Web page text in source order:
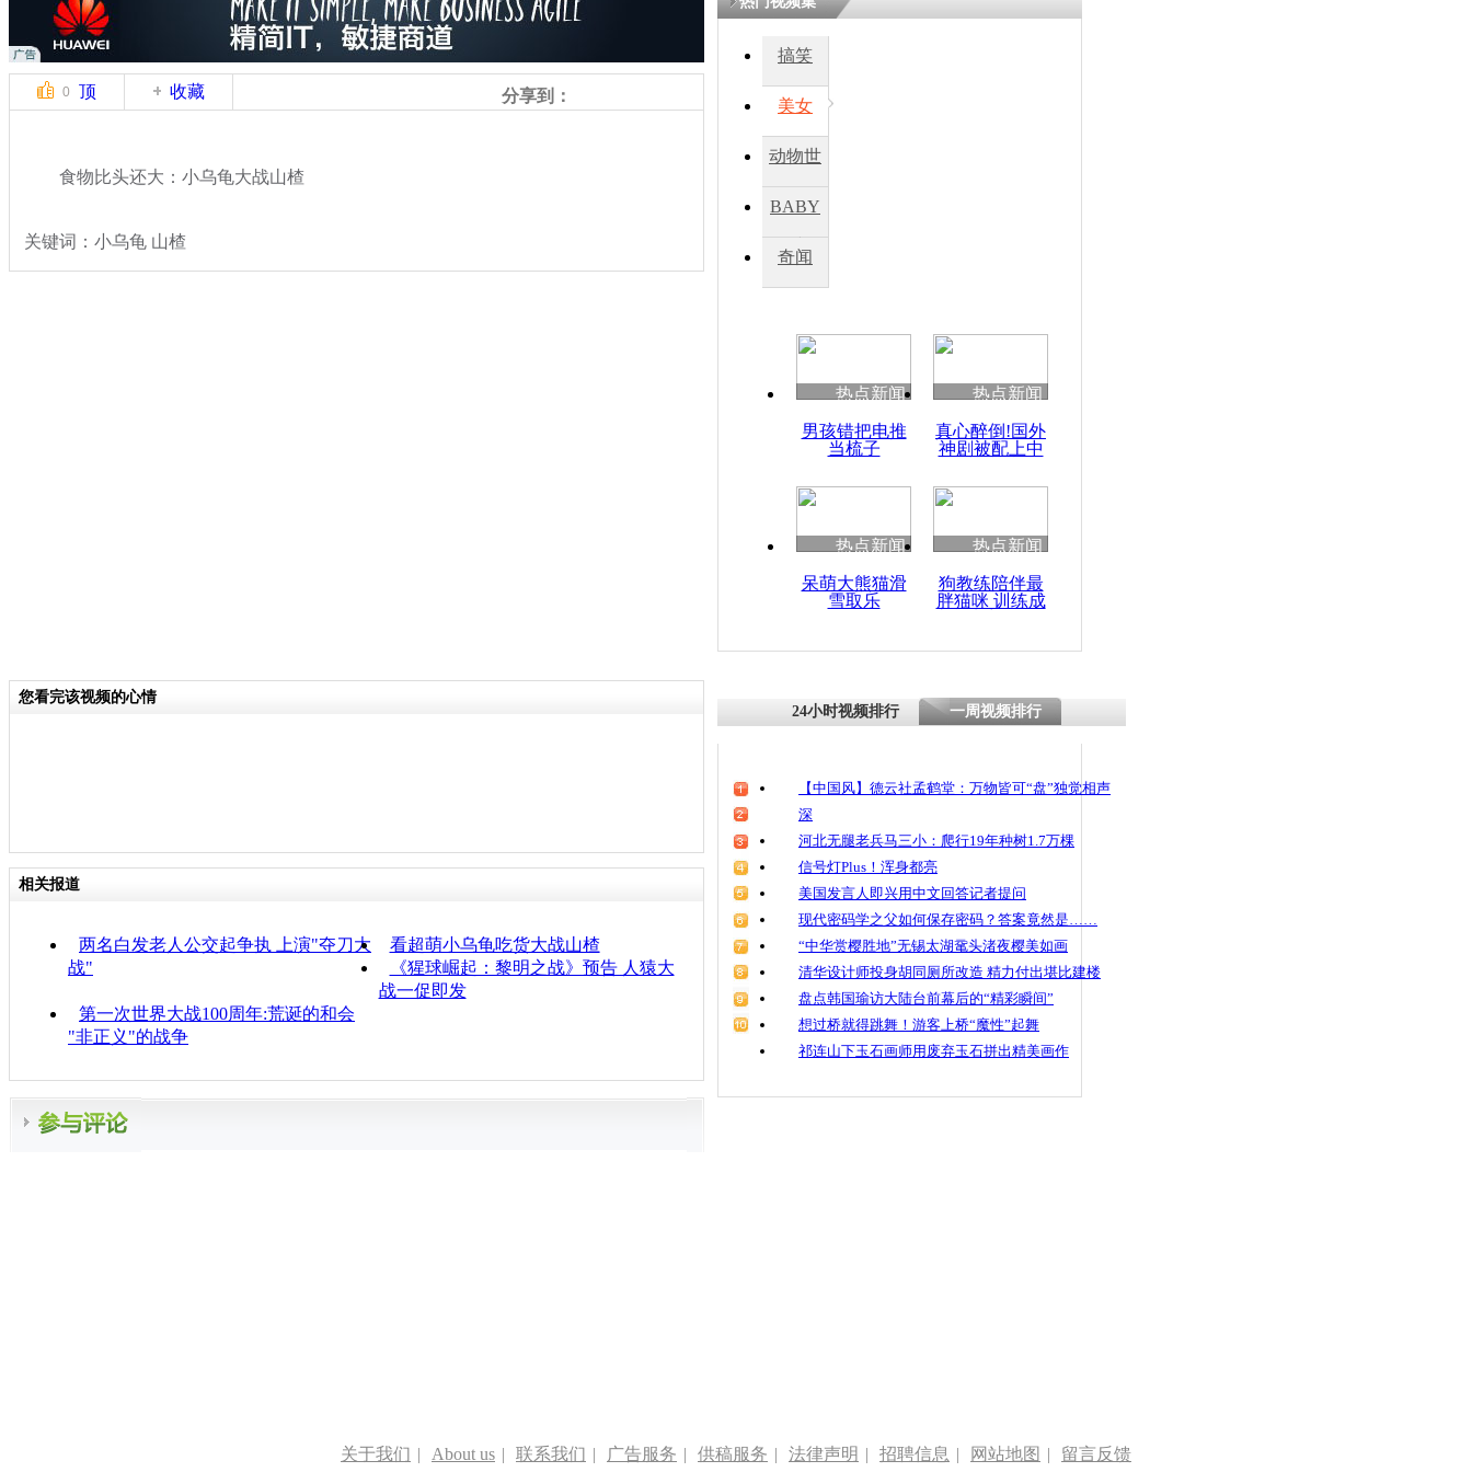
0 顶 收藏 分享到：
食物比头还大：小乌龟大战山楂
关键词：小乌龟 山楂
搞笑
美女
动物世
BABY
秀
奇闻
热点新闻
男孩错把电推
当梳子
热点新闻
真心醉倒!国外
神剧被配上中
热点新闻
呆萌大熊猫滑
雪取乐
热点新闻
狗教练陪伴最
胖猫咪 训练成
您看完该视频的心情
相关报道
两名白发老人公交起争执 上演"夺刀大
战"
看超萌小乌龟吃货大战山楂
《猩球崛起：黎明之战》预告 人猿大
战一促即发
第一次世界大战100周年:荒诞的和会
"非正义"的战争
24小时视频排行 一周视频排行
【中国风】德云社孟鹤堂：万物皆可“盘”独觉相声
深
河北无腿老兵马三小：爬行19年种树1.7万棵
信号灯Plus！浑身都亮
美国发言人即兴用中文回答记者提问
现代密码学之父如何保存密码？答案竟然是……
“中华赏樱胜地”无锡太湖鼋头渚夜樱美如画
清华设计师投身胡同厕所改造 精力付出堪比建楼
盘点韩国瑜访大陆台前幕后的“精彩瞬间”
想过桥就得跳舞！游客上桥“魔性”起舞
祁连山下玉石画师用废弃玉石拼出精美画作
关于我们 | About us | 联系我们 | 广告服务 | 供稿服务 | 法律声明 | 招聘信息 | 网站地图 | 留言反馈